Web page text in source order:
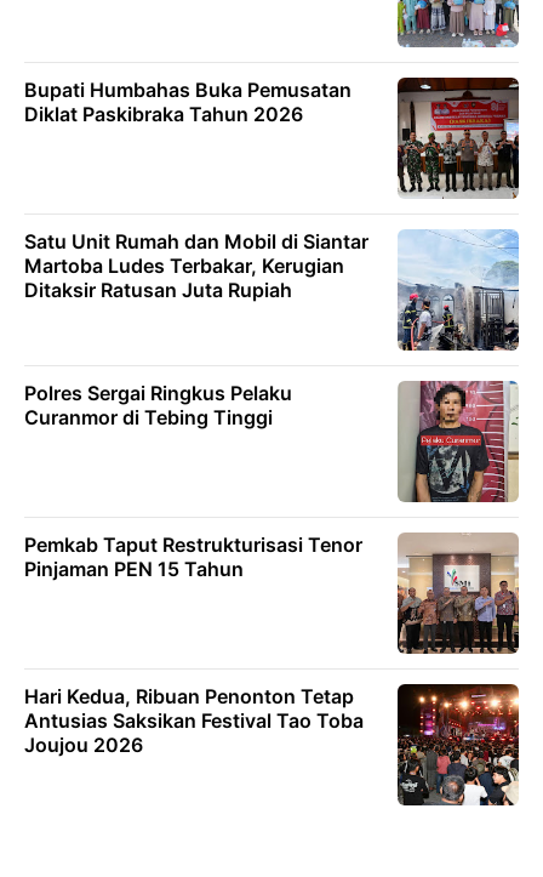
Bupati Humbahas Buka Pemusatan
Diklat Paskibraka Tahun 2026
Satu Unit Rumah dan Mobil di Siantar
Martoba Ludes Terbakar, Kerugian
Ditaksir Ratusan Juta Rupiah
Polres Sergai Ringkus Pelaku
Curanmor di Tebing Tinggi
Pemkab Taput Restrukturisasi Tenor
Pinjaman PEN 15 Tahun
Hari Kedua, Ribuan Penonton Tetap
Antusias Saksikan Festival Tao Toba
Joujou 2026